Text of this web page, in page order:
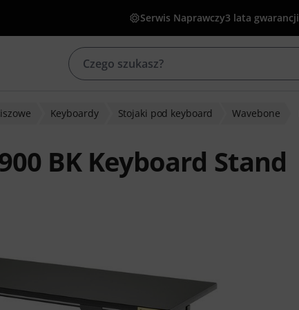
Serwis Naprawczy3 lata gwarancji
Keyboardy Stojaki pod keyboard Wavebone
BK Keyboard Stand
klientów